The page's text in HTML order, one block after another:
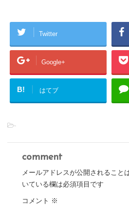
Twitter
Google+
B! はてブ
-
comment
メールアドレスが公開されること
いている欄は必須項目です
コメント ※